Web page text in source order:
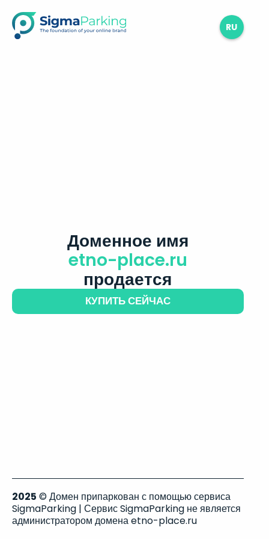
RU
Доменное имя
etno-place.ru
продается
КУПИТЬ СЕЙЧАС
2025 © Домен припаркован с помощью сервиса
SigmaParking | Сервис SigmaParking не является
администратором домена etno-place.ru